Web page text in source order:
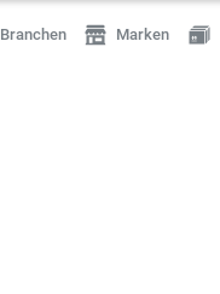
Branchen Marken